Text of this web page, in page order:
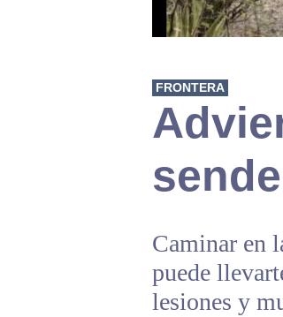
FRONTERA
Caminar en
puede
lesiones y